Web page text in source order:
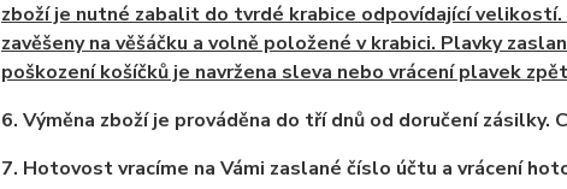
zboží je nutné zabalit do tvrdé krabice odpovídající
zavěšeny na věšáčku a volně položené v krabici. Plavky
poškození košíčků je navržena sleva nebo vrácení plavek
6. Výměna zboží je prováděna do tří dnů od doručení zásilky.
7. Hotovost vracíme na Vámi zaslané číslo účtu a vrácení